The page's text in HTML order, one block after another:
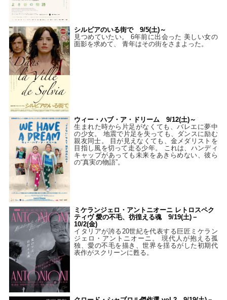
シルビアのいる街で 9/5(土)～
見つめていたい。 6年前に出会った 美しい女の
面影を求めて、 青年はその街をさまよった。
ウィー・ハブ・ア・ドリーム 9/12(土)～
生まれた時から片足がなくても、バレエに夢中
の少女。 地震で片足を失っても、ダンスに励む
親友同士。 目が見えなくても、金メダリストを
目指し風を切って走る少年。 これは、ハンディ
キャップがあっても未来をあきらめない、彼ら
の“真実の物語”。
ミケランジェロ・アントニオーニ レトロスペク
ティヴ 愛の不毛、彷徨える魂 9/19(土)－
10/2(金)
イタリアが誇る20世紀を代表する巨匠ミケラン
ジェロ・アントニオーニ。 現代人が抱える孤
独、愛の不毛を描き、世界を揺るがした初期代
表作がスクリーンに甦る。